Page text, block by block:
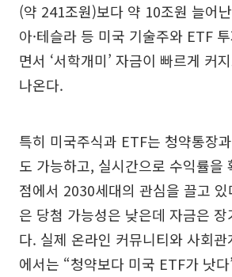
(약 241조원)보다 약 10조원 늘어
아·테슬라 등 미국 기술주와 ETF
면서 ‘서학개미’ 자금이 빠르게 커
나온다.
특히 미국주식과 ETF는 청약통장
도 가능하고, 실시간으로 수익률을
점에서 2030세대의 관심을 끌고
은 당첨 가능성은 낮은데 자금은
다. 실제 온라인 커뮤니티와 사회관
에서는 “청약보다 미국 ETF가 낫